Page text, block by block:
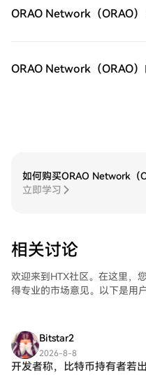
在您的HTX账户钱包中。您也
链转账将其发送到其他地方或
货市场轻松交易ProShares 两
期货ETF（UVXY)。访问您的
ORAO Network（ORAO）
ORAO Network（ORAO）
如何购买ORAO Network（
立即学习
相关讨论
欢迎来到HTX社区。在这里，
得专业的市场意见。以下是用
Bitstar2
2026-8-8
开发者称，比特币持有者若